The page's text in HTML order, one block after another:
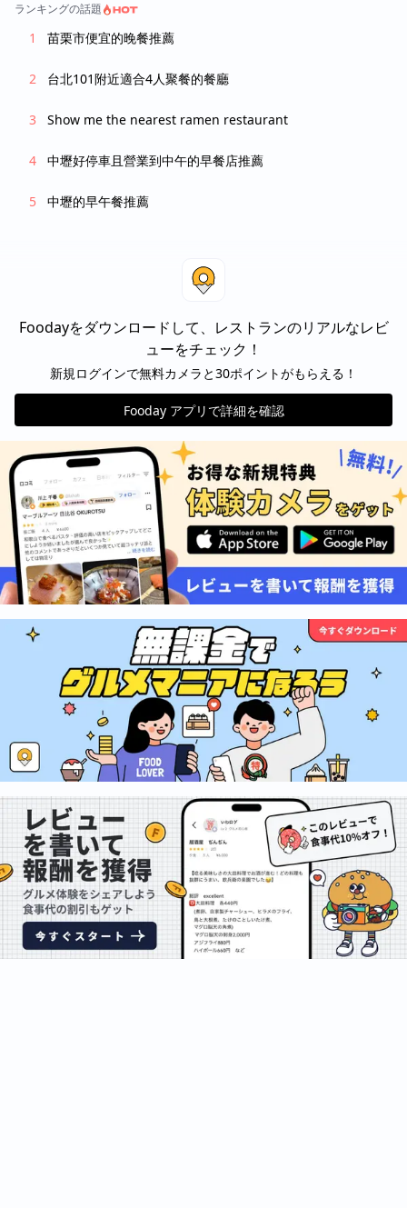
ランキングの話題
苗栗市便宜的晚餐推薦
台北101附近適合4人聚餐的餐廳
Show me the nearest ramen restaurant
中壢好停車且營業到中午的早餐店推薦
中壢的早午餐推薦
Foodayをダウンロードして、レストランのリアルなレビ
ューをチェック！
新規ログインで無料カメラと30ポイントがもらえる！
Fooday アプリで詳細を確認